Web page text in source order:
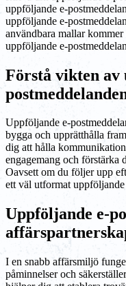
uppföljande e-
uppföljande e-
användbara mallar
uppföljande e-
Förstå vikten av
Uppföljande e-
bygga och upprätthålla
dig att hålla
engagemang och förstärka
Oavsett om du följer upp
ett väl utformat
Uppföljande e-
I en snabb affärsmiljö
påminnelser och